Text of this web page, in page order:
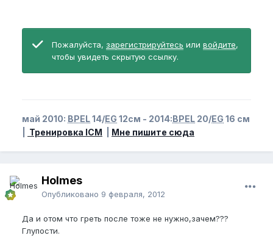
Пожалуйста, зарегистрируйтесь или войдите,
чтобы увидеть скрытую ссылку.
май 2010: BPEL14/EG 12см - 2014:BPEL 20/EG 16 см
Тренировка ICM Мне пишите сюда
Holmes
Опубликовано 9 февраля, 2012
Да и отом что греть после тоже не нужно,зачем???
Глупости.